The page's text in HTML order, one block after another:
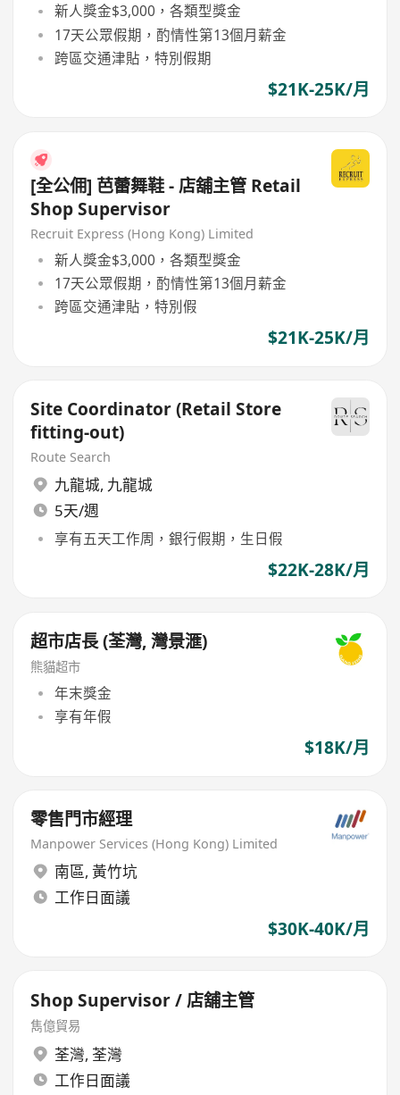
新人獎金$3,000，各類型獎金
17天公眾假期，酌情性第13個月薪金
跨區交通津貼，特別假期
$21K-25K/月
[全公佣] 芭蕾舞鞋 - 店舖主管 Retail
Shop Supervisor
Recruit Express (Hong Kong) Limited
新人獎金$3,000，各類型獎金
17天公眾假期，酌情性第13個月薪金
跨區交通津貼，特別假
$21K-25K/月
Site Coordinator (Retail Store
fitting-out)
Route Search
九龍城, 九龍城
5天/週
享有五天工作周，銀行假期，生日假
$22K-28K/月
超市店長 (荃灣, 灣景滙)
熊貓超市
年末獎金
享有年假
$18K/月
零售門市經理
Manpower Services (Hong Kong) Limited
南區, 黃竹坑
工作日面議
$30K-40K/月
Shop Supervisor / 店舖主管
雋億貿易
荃灣, 荃灣
工作日面議